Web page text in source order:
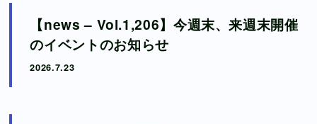
Instagram
Facebook
【news – Vol.1,206】今週末、来週末開催
のイベントのお知らせ
2026.7.23